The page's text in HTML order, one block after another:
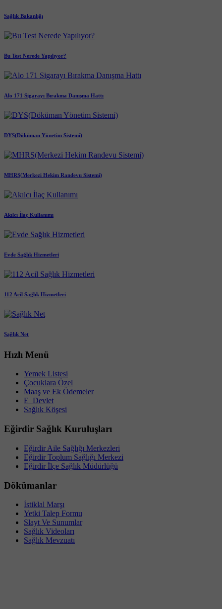
Sağlık Bakanlığı
Bu Test Nerede Yapılıyor?
Alo 171 Sigarayı Bırakma Danışma Hattı
DYS(Döküman Yönetim Sistemi)
MHRS(Merkezi Hekim Randevu Sistemi)
Akılcı İlaç Kullanımı
Evde Sağlık Hizmetleri
112 Acil Sağlık Hizmetleri
Sağlık Net
Hızlı Menü
Yemek Listesi
Çocuklara Özel
Maaş ve Ek Ödemeler
E_Devlet
Sağlık Köşesi
Eğirdir Sağlık Kuruluşları
Eğirdir Aile Sağlığı Merkezleri
Eğirdir Toplum Sağlığı Merkezi
Eğirdir İlçe Sağlık Müdürlüğü
Dökümanlar
İstiklal Marşı
Yetki Talep Formu
Slayt Ve Sunumlar
Sağlık Videoları
Sağlık Mevzuatı